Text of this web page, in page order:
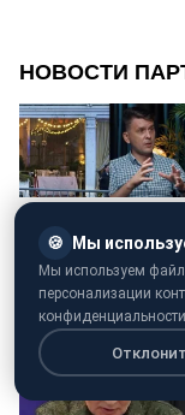
🍪 Мы
Мы используем
персонализации